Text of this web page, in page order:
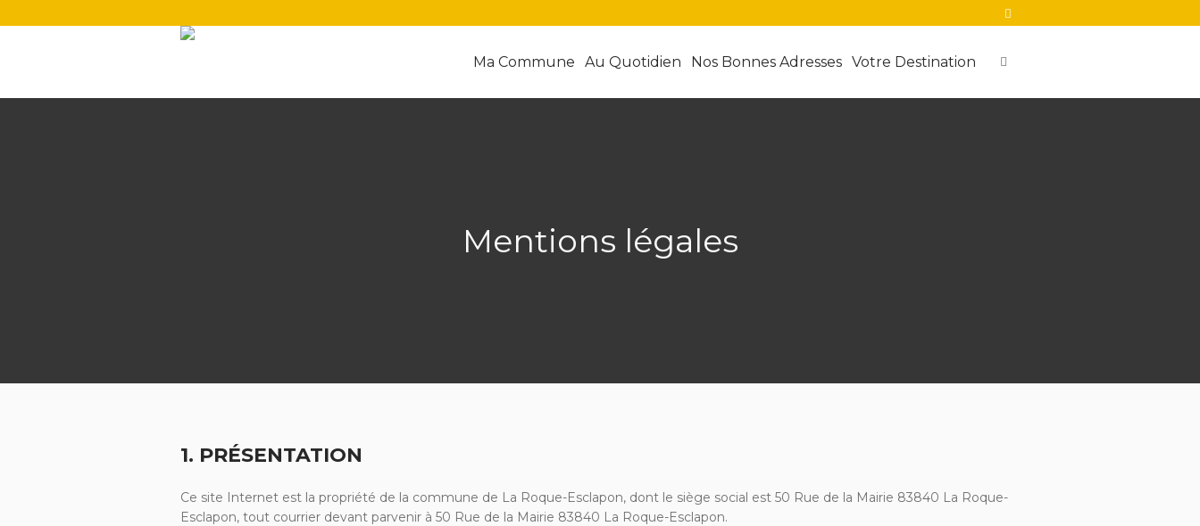
Ma Commune Au Quotidien Nos Bonnes Adresses Votre Destination
Mentions légales
1. PRÉSENTATION
Ce site Internet est la propriété de la commune de La Roque-Esclapon, dont le siège social est 50 Rue de la Mairie 83840 La Roque-
Esclapon, tout courrier devant parvenir à 50 Rue de la Mairie 83840 La Roque-Esclapon.